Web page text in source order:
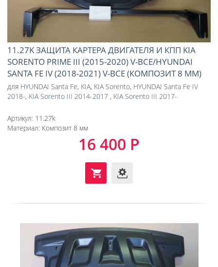
11.27K ЗАЩИТА КАРТЕРА ДВИГАТЕЛЯ И КПП KIA
SORENTO PRIME III (2015-2020) V-ВСЕ/HYUNDAI
SANTA FE IV (2018-2021) V-ВСЕ (КОМПОЗИТ 8 ММ)
для HYUNDAI Santa Fe, KIA, KIA Sorento, HYUNDAI Santa Fe IV
2018-, KIA Sorento III 2014-2017 , KIA Sorento III 2017-
Артикул: 11.27k
Материал: Композит 8 мм
16 400 Р